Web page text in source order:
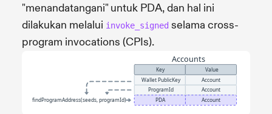
"menandatangani" untuk PDA, dan hal ini
dilakukan melalui invoke_signed selama cross-
program invocations (CPIs).